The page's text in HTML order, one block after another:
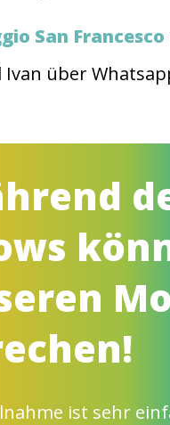
San Francesco
Ivan über
ist sehr